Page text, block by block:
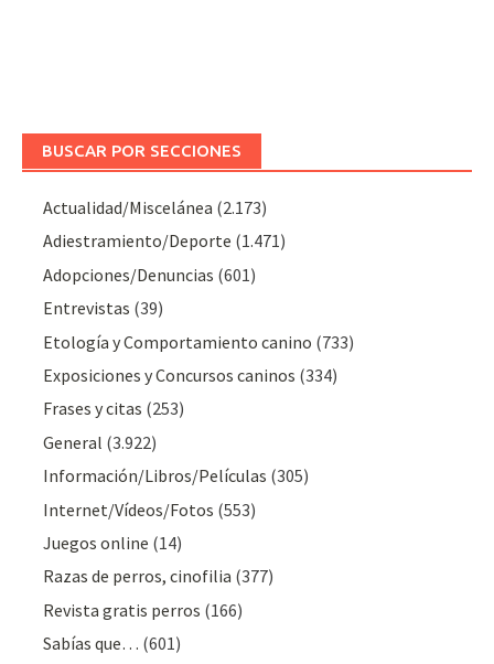
BUSCAR POR SECCIONES
Actualidad/Miscelánea (2.173)
Adiestramiento/Deporte (1.471)
Adopciones/Denuncias (601)
Entrevistas (39)
Etología y Comportamiento canino (733)
Exposiciones y Concursos caninos (334)
Frases y citas (253)
General (3.922)
Información/Libros/Películas (305)
Internet/Vídeos/Fotos (553)
Juegos online (14)
Razas de perros, cinofilia (377)
Revista gratis perros (166)
Sabías que… (601)